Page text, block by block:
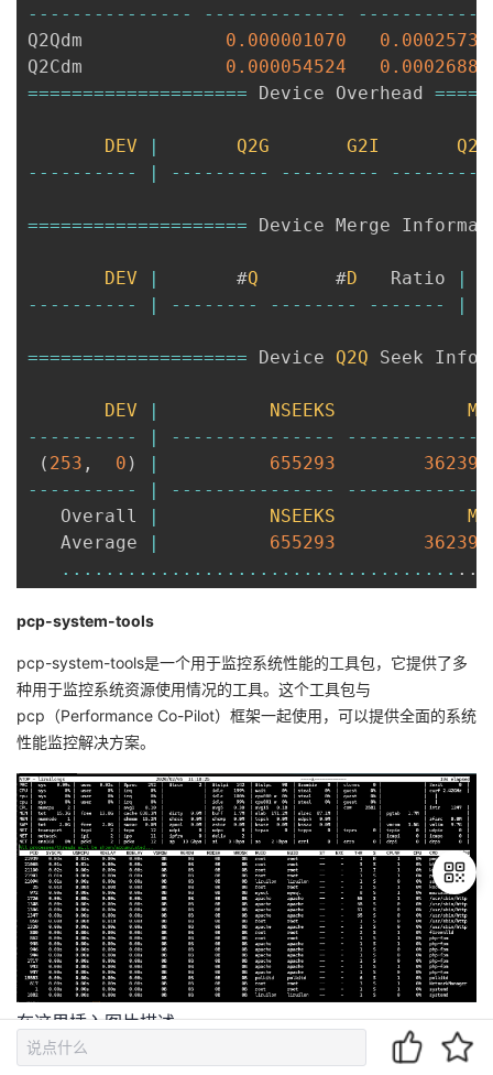
-- -- -- -- -- -- -- - -- -- -- -- -- -- - -- -- -- -- -- --
Q2Qdm 0.000001070
Q2Cdm 0.000054524
==================== Device Overhead ===
DEV | Q2G G2I
Q2M
-- -- -- -- -- | -- -- -- -- - -- -- -- -- - -- -- -- --
==================== Device Merge
DEV |
       #
Q
       #
D
   Ratio
|
-- -- -- -- -- | -- -- -- -- -- -- -- -- -- -- -- - |
==================== Device Q2Q Seek
DEV | NSEEKS
-- -- -- -- -- | -- -- -- -- -- -- -- - -- -- -- -- -- --
( 253 , 0 ) | 655293
-- -- -- -- -- | -- -- -- -- -- -- -- - -- -- -- -- -- --
   Overall
| NSEEKS
   Average
| 655293
... ... ... ... ... ... ... ... ... ... ... ... . .
pcp-system-tools
pcp-system-tools是一个用于监控系统性能的工具包，它提供了多
种用于监控系统资源使用情况的工具。这个工具包与
pcp（Performance Co-Pilot）框架一起使用，可以提供全面的系统
性能监控解决方案。
在这里插入图片描述
atop提供了对系统资源使用情况的全面视图，包括CPU、内存、磁